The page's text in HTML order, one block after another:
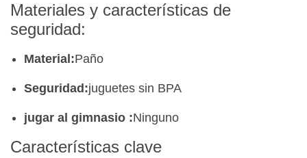
Materiales y características de
seguridad:
Material:Paño
Seguridad:juguetes sin BPA
jugar al gimnasio :Ninguno
Características clave